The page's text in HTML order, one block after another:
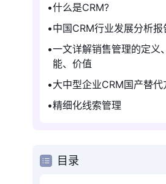
什么是CRM?
中国CRM行业发展分析报
一文详解销售管理的定义
能、价值
大中型企业CRM国产替代
精细化线索管理
目录